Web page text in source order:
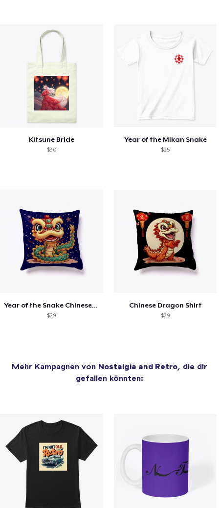
KItsune Bride
$30
Year of the Mikan Snake
$25
Year of the Snake Chinese New Year
$29
Chinese Dragon Shirt
$29
Mehr Kampagnen von Nostalgia and Retro, die dir
gefallen könnten: